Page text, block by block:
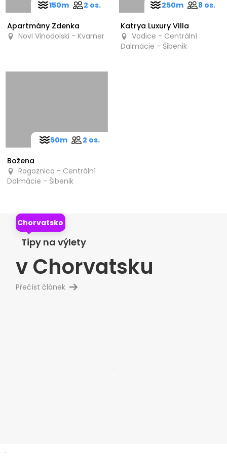
Apartmány Zdenka
Novi Vinodolski - Kvarner
150m 2 os.
Katrya Luxury Villa
Vodice - Centrální
Dalmácie - Šibenik
250m 8 os.
Božena
Rogoznica - Centrální
Dalmácie - Šibenik
50m 2 os.
Chorvatsko
Tipy na výlety
v Chorvatsku
Přečíst článek